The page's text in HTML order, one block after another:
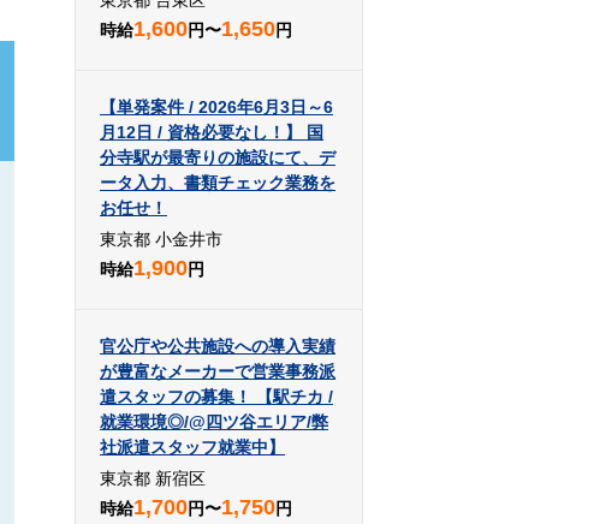
時給1,600円〜1,650円
【単発案件 / 2026年6月3日～6
月12日 / 資格必要なし！】 国
分寺駅が最寄りの施設にて、デ
ータ入力、書類チェック業務を
お任せ！
東京都 小金井市
時給1,900円
官公庁や公共施設への導入実績
が豊富なメーカーで営業事務派
遣スタッフの募集！ 【駅チカ /
就業環境◎/@四ツ谷エリア/弊
社派遣スタッフ就業中】
東京都 新宿区
時給1,700円〜1,750円